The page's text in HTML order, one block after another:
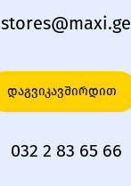
stores@maxi.ge
დაგვიკავშირდით
032 2 83 65 66